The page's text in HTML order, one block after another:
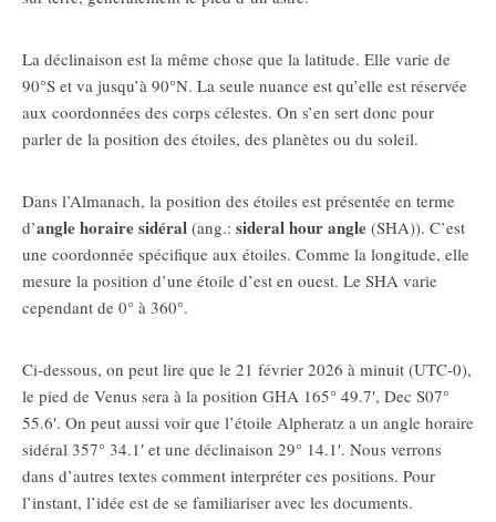
La déclinaison est la même chose que la latitude. Elle varie de
90°S et va jusqu’à 90°N. La seule nuance est qu’elle est réservée
aux coordonnées des corps célestes. On s’en sert donc pour
parler de la position des étoiles, des planètes ou du soleil.
Dans l’Almanach, la position des étoiles est présentée en terme
d’angle horaire sidéral (ang.: sideral hour angle (SHA)). C’est
une coordonnée spécifique aux étoiles. Comme la longitude, elle
mesure la position d’une étoile d’est en ouest. Le SHA varie
cependant de 0° à 360°.
Ci-dessous, on peut lire que le 21 février 2026 à minuit (UTC-0),
le pied de Venus sera à la position GHA 165° 49.7′, Dec S07°
55.6′. On peut aussi voir que l’étoile Alpheratz a un angle horaire
sidéral 357° 34.1′ et une déclinaison 29° 14.1′. Nous verrons
dans d’autres textes comment interpréter ces positions. Pour
l’instant, l’idée est de se familiariser avec les documents.